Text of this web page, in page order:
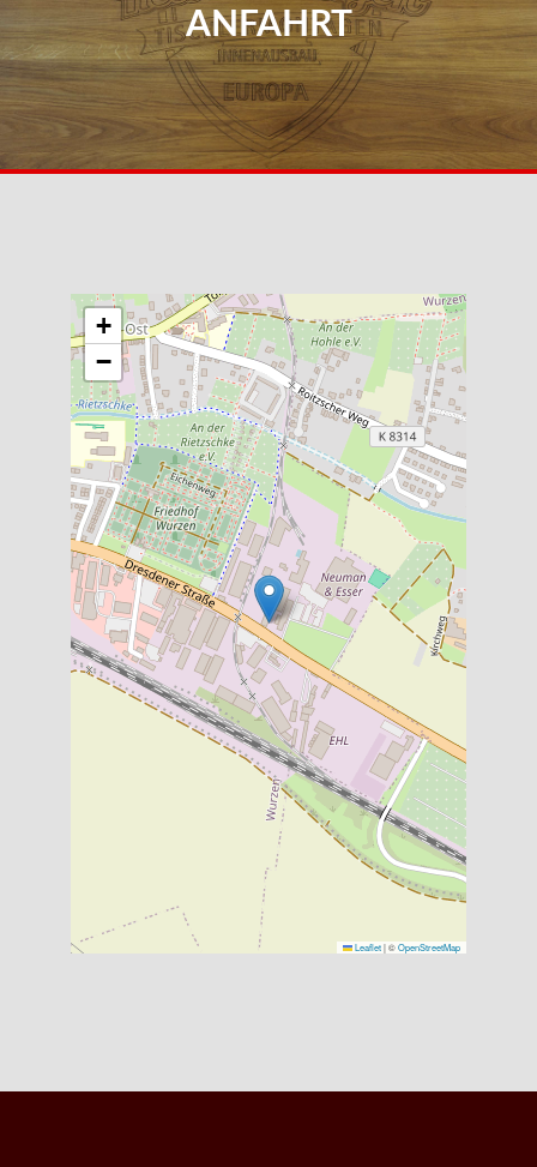
ANFAHRT
+
−
Leaflet|©OpenStreetMap